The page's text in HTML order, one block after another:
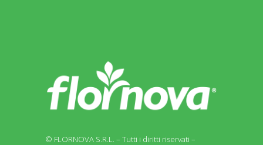
© FLORNOVA S.R.L. – Tutti i diritti riservati –